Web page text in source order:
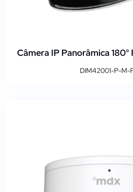
Câmera IP Panorâmica
DIM42001-P-M-